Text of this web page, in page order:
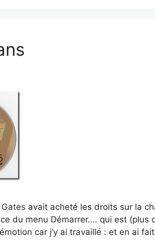
avait acheté les droits sur la
du menu Démarrer…. qui est (plus
car j’y ai travaillé : et en ai